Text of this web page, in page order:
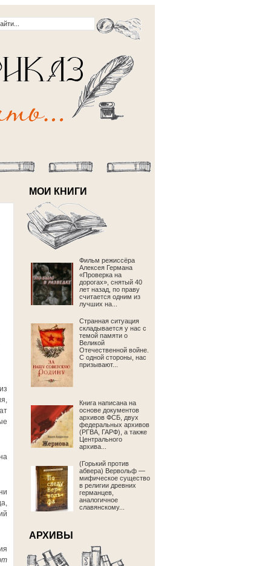
МОИ КНИГИ
Фильм режиссёра
Алексея Германа
«Проверка на
дорогах», снятый 40
лет назад, по праву
считается одним из
лучших на...
Странная ситуация
складывается у нас с
темой памяти о
Великой
Отечественной войне.
С одной стороны, нас
призывают...
Книга написана на
основе документов
архивов ФСБ, двух
федеральных архивов
(РГВА, ГАРФ), а также
Центрального
архива...
(Горький против
абвера) Вервольф —
мифическое существо
в религии древних
германцев,
аналогичное
славянскому...
АРХИВЫ